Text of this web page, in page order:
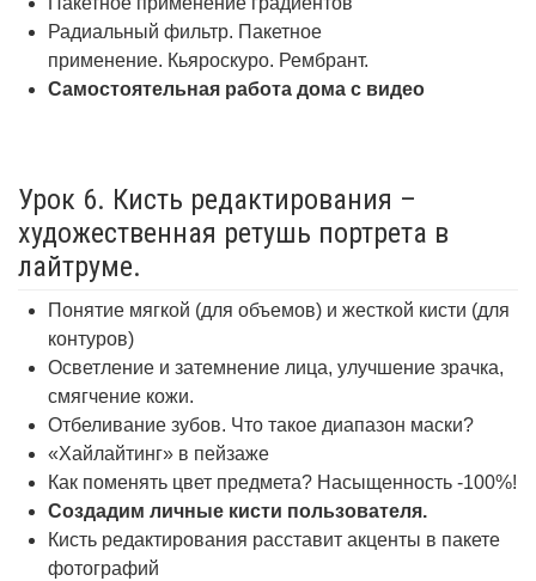
Радиальный фильтр. Пакетное
применение. Кьяроскуро. Рембрант.
Самостоятельная работа дома с видео
Урок 6. Кисть редактирования –
художественная ретушь портрета в
лайтруме.
Понятие мягкой (для объемов) и жесткой кисти (для
контуров)
Осветление и затемнение лица, улучшение зрачка,
смягчение кожи.
Отбеливание зубов. Что такое диапазон маски?
«Хайлайтинг» в пейзаже
Как поменять цвет предмета? Насыщенность -100%!
Создадим личные кисти пользователя.
Кисть редактирования расставит акценты в пакете
фотографий